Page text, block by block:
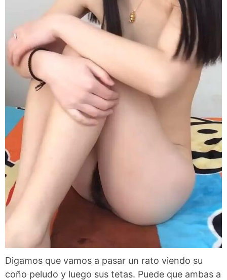
Digamos que vamos a pasar un rato viendo su
coño peludo y luego sus tetas. Puede que ambas a